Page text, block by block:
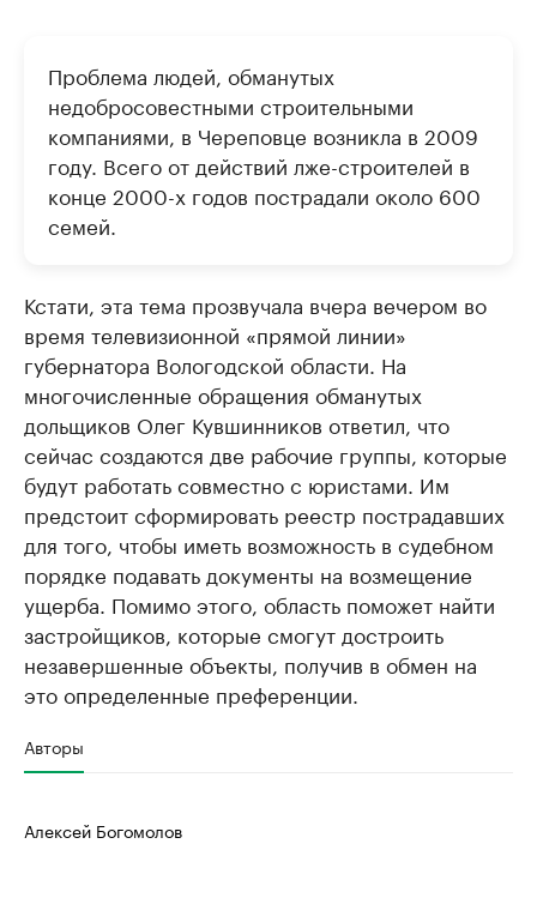
Проблема людей, обманутых
недобросовестными строительными
компаниями, в Череповце возникла в 2009
году. Всего от действий лже-строителей в
конце 2000-х годов пострадали около 600
семей.
Кстати, эта тема прозвучала вчера вечером во
время телевизионной «прямой линии»
губернатора Вологодской области. На
многочисленные обращения обманутых
дольщиков Олег Кувшинников ответил, что
сейчас создаются две рабочие группы, которые
будут работать совместно с юристами. Им
предстоит сформировать реестр пострадавших
для того, чтобы иметь возможность в судебном
порядке подавать документы на возмещение
ущерба. Помимо этого, область поможет найти
застройщиков, которые смогут достроить
незавершенные объекты, получив в обмен на
это определенные преференции.
Авторы
Алексей Богомолов